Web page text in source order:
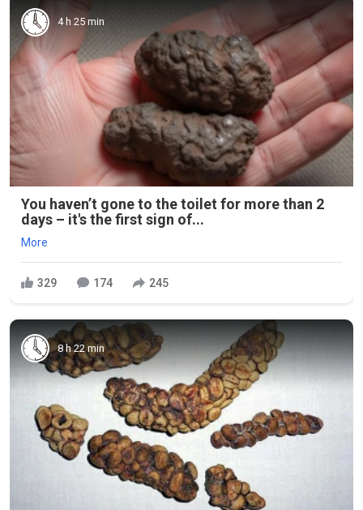
4 h 25 min
You haven’t gone to the toilet for more than 2
days – it's the first sign of...
More
329 174 245
8 h 22 min